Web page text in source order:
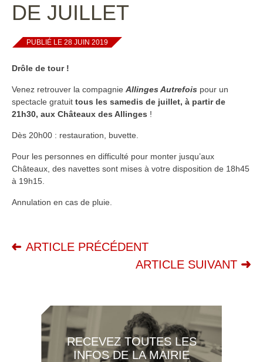
DE JUILLET
PUBLIÉ LE 28 JUIN 2019
Drôle de tour !
Venez retrouver la compagnie Allinges Autrefois pour un
spectacle gratuit tous les samedis de juillet, à partir de
21h30, aux Châteaux des Allinges !
Dès 20h00 : restauration, buvette.
Pour les personnes en difficulté pour monter jusqu’aux
Châteaux, des navettes sont mises à votre disposition de 18h45
à 19h15.
Annulation en cas de pluie.
ARTICLE PRÉCÉDENT
ARTICLE SUIVANT
RECEVEZ TOUTES LES
INFOS DE LA MAIRIE